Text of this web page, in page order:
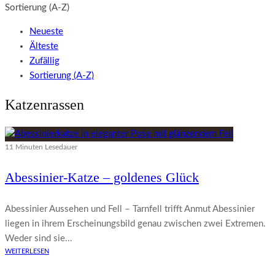
Sortierung (A-Z)
Neueste
Älteste
Zufällig
Sortierung (A-Z)
Katzenrassen
11 Minuten Lesedauer
Abessinier-Katze – goldenes Glück
Abessinier Aussehen und Fell – Tarnfell trifft Anmut Abessinier
liegen in ihrem Erscheinungsbild genau zwischen zwei Extremen.
Weder sind sie...
WEITERLESEN